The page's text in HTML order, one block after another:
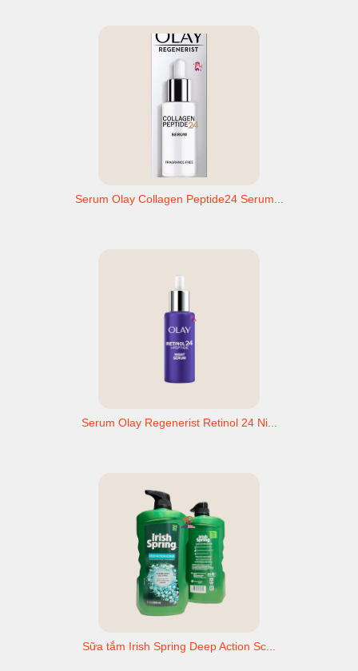
Serum Olay Collagen Peptide24 Serum...
Serum Olay Regenerist Retinol 24 Ni...
Sữa tắm Irish Spring Deep Action Sc...